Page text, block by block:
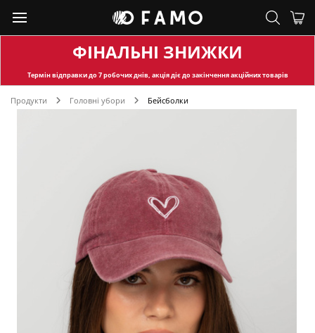
ФІНАЛЬНІ ЗНИЖКИ
Термін відправкидо 7 робочих днів, акція діє до закінчення акційних товарів
Продукти Головні убори Бейсболки